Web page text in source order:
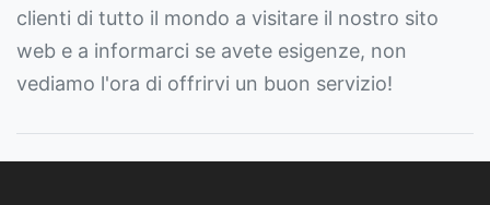
clienti di tutto il mondo a visitare il nostro sito
web e a informarci se avete esigenze, non
vediamo l'ora di offrirvi un buon servizio!